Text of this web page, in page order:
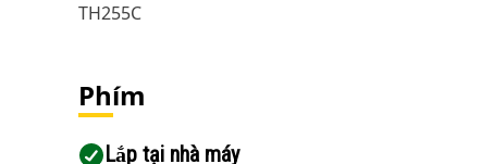
TH255C
Phím
Lắp tại nhà máy